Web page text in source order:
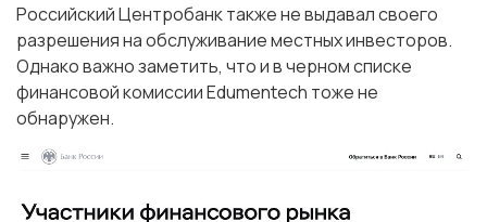
Российский Центробанк также не выдавал своего
разрешения на обслуживание местных инвесторов.
Однако важно заметить, что и в черном списке
финансовой комиссии Edumentech тоже не
обнаружен.